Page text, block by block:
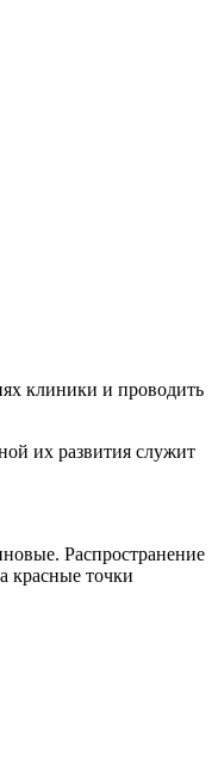
клиники и проводить
их развития служит
Распространение
красные точки